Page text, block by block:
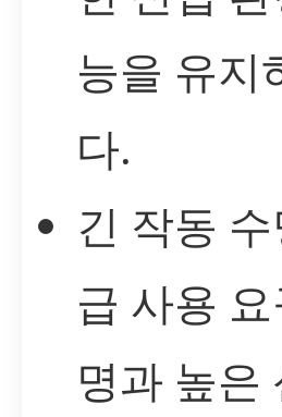
능을 유지
다.
긴 작동
급 사용
명과 높은